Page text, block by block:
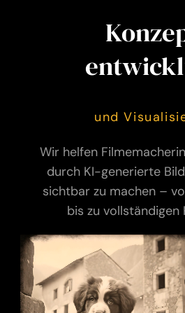
und
Wir helfen
durch KI-generierte
sichtbar zu machen –
bis zu vollständigen